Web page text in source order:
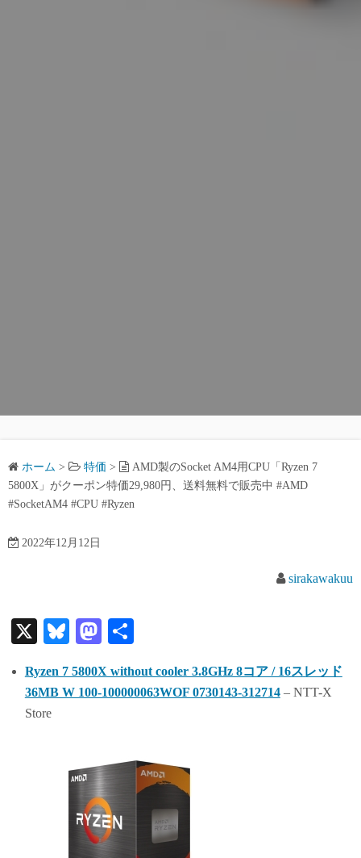
ホーム > 特価 >
AMD製のSocket AM4用CPU「Ryzen 7
5800X」がクーポン特価29,980円、送料無料で販売中 #AMD
#SocketAM4 #CPU #Ryzen
2022年12月12日
sirakawakuu
X
Bl
sk
y
M
to
do
Ryzen 7 5800X without cooler 3.8GHz 8コア / 16スレッド
36MB W 100-100000063WOF 0730143-312714– NTT-X
Store